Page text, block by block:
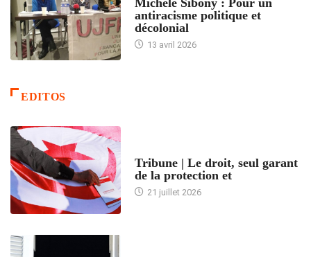
antiracisme politique et
décolonial
13 avril 2026
EDITOS
Tribune | Le droit, seul garant
de la protection et
21 juillet 2026